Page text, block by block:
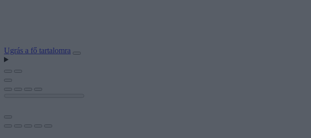
Ugrás a fő tartalomra